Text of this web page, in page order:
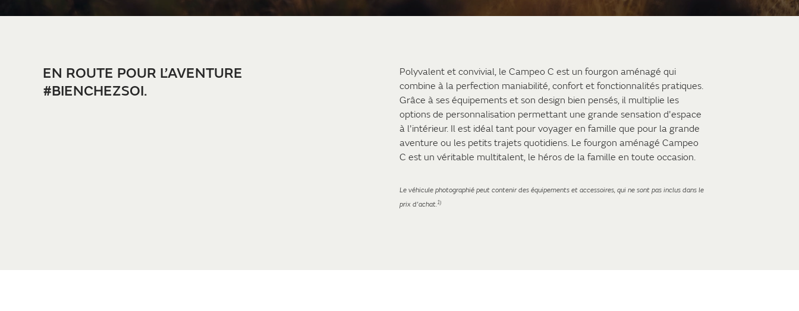
EN ROUTE POUR L’AVENTURE
#BIENCHEZSOI.
Polyvalent et convivial, le Campeo C est un fourgon aménagé qui
combine à la perfection maniabilité, confort et fonctionnalités pratiques.
Grâce à ses équipements et son design bien pensés, il multiplie les
options de personnalisation permettant une grande sensation d'espace
à l'intérieur. Il est idéal tant pour voyager en famille que pour la grande
aventure ou les petits trajets quotidiens. Le fourgon aménagé Campeo
C est un véritable multitalent, le héros de la famille en toute occasion.
Le véhicule photographié peut contenir des équipements et accessoires, qui ne sont pas inclus dans le
prix d'achat.1)